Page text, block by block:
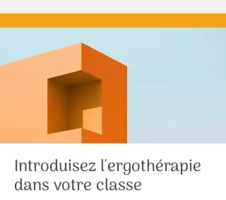
Introduisez l'ergothérapie
dans votre classe